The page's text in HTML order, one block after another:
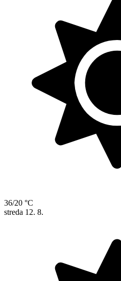
36/20 °C
streda 12. 8.